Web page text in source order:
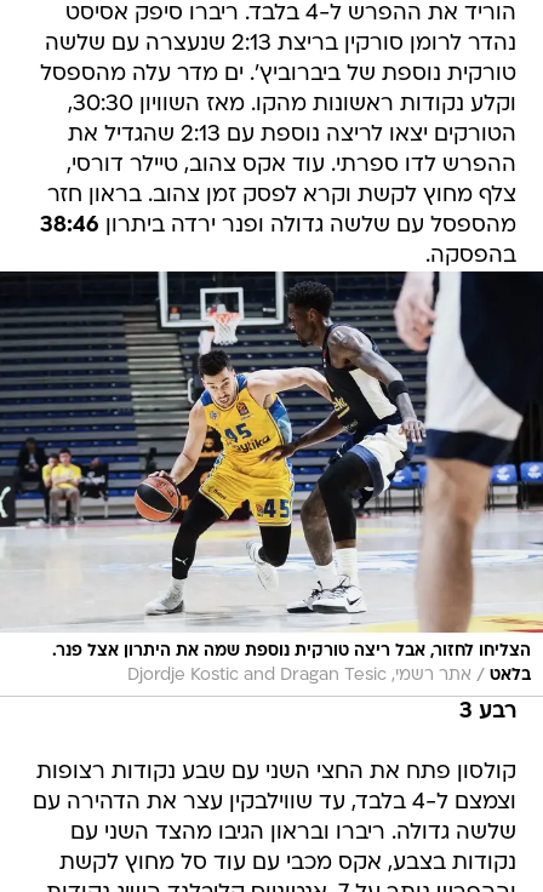
הוריד את ההפרש ל-4 בלבד. ריברו סיפק אסיסט
נהדר לרומן סורקין בריצת 2:13 שנעצרה עם שלשה
טורקית נוספת של ביברוביץ'. ים מדר עלה מהספסל
וקלע נקודות ראשונות מהקו. מאז השוויון 30:30,
הטורקים יצאו לריצה נוספת עם 2:13 שהגדיל את
ההפרש לדו ספרתי. עוד אקס צהוב, טיילר דורסי,
צלף מחוץ לקשת וקרא לפסק זמן צהוב. בראון חזר
מהספסל עם שלשה גדולה ופנר ירדה ביתרון 38:46
בהפסקה.
הצליחו לחזור, אבל ריצה טורקית נוספת שמה את היתרון אצל פנר.
בלאט / אתר רשמי, Djordje Kostic and Dragan Tesic
רבע 3
קולסון פתח את החצי השני עם שבע נקודות רצופות
וצמצם ל-4 בלבד, עד שווילבקין עצר את הדהירה עם
שלשה גדולה. ריברו ובראון הגיבו מהצד השני עם
נקודות בצבע, אקס מכבי עם עוד סל מחוץ לקשת